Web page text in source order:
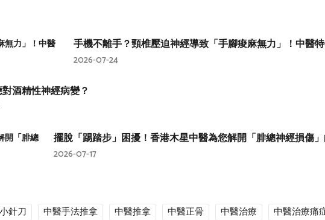
手機不離手？頸椎壓迫神經導致「手腳痠麻無力」！中醫
2026-07-24
酒精性神經病變？
擺脫「踢踏步」困擾！香港木星中醫為您解開「腓總神經損傷
2026-07-17
針刀 中醫手法推拿 中醫推拿 中醫正骨 中醫治療 中醫治療痛